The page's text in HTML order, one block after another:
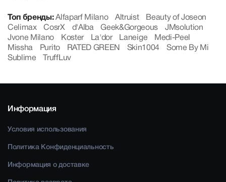
Топ бренды: Alfaparf Milano Altruist
Beauty of Joseon
Celimax
CosrX d'Alba Geek&Gorgeous
JMsolution
Jvone Milano
Koster La'dor Laneige
Medi-Peel
Missha
Purito RATED GREEN Skin1004
Some By Mi
Sublime
TruffLuv
Информация
Условия использования
Политика Конфиденциальность
Информация о доставке